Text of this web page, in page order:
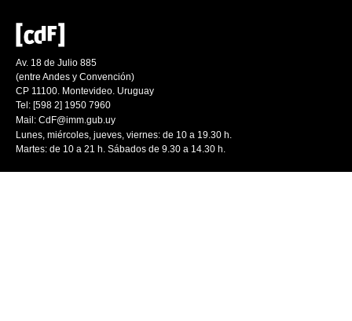
Av. 18 de Julio 885
(entre Andes y Convención)
CP 11100. Montevideo. Uruguay
Tel: [598 2] 1950 7960
Mail: CdF@imm.gub.uy
Lunes, miércoles, jueves, viernes: de 10 a 19.30 h.
Martes: de 10 a 21 h. Sábados de 9.30 a 14.30 h.